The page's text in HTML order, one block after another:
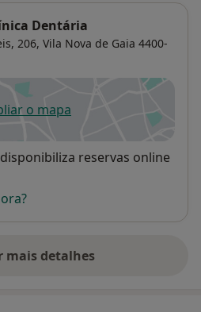
Dentária
206, Vila Nova de Gaia 4400-
o mapa
abre num novo separador
reservas online
mais detalhes
sobre o endereço